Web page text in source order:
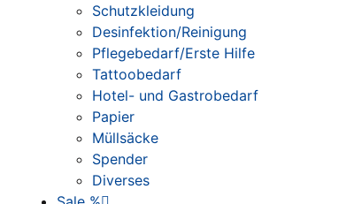
Schutzkleidung
Desinfektion/Reinigung
Pflegebedarf/Erste Hilfe
Tattoobedarf
Hotel- und Gastrobedarf
Papier
Müllsäcke
Spender
Diverses